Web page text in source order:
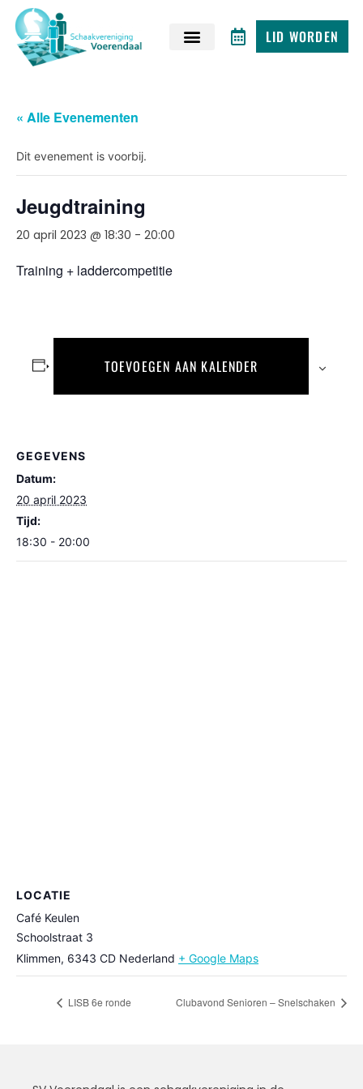
LID WORDEN
« Alle Evenementen
Dit evenement is voorbij.
Jeugdtraining
20 april 2023 @ 18:30 - 20:00
Training + laddercompetitie
TOEVOEGEN AAN KALENDER
GEGEVENS
Datum:
20 april 2023
Tijd:
18:30 - 20:00
LOCATIE
Café Keulen
Schoolstraat 3
Klimmen, 6343 CD Nederland + Google Maps
LISB 6e ronde Clubavond Senioren – Snelschaken